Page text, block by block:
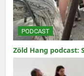
PODCAST
Zöld Hang podcast: